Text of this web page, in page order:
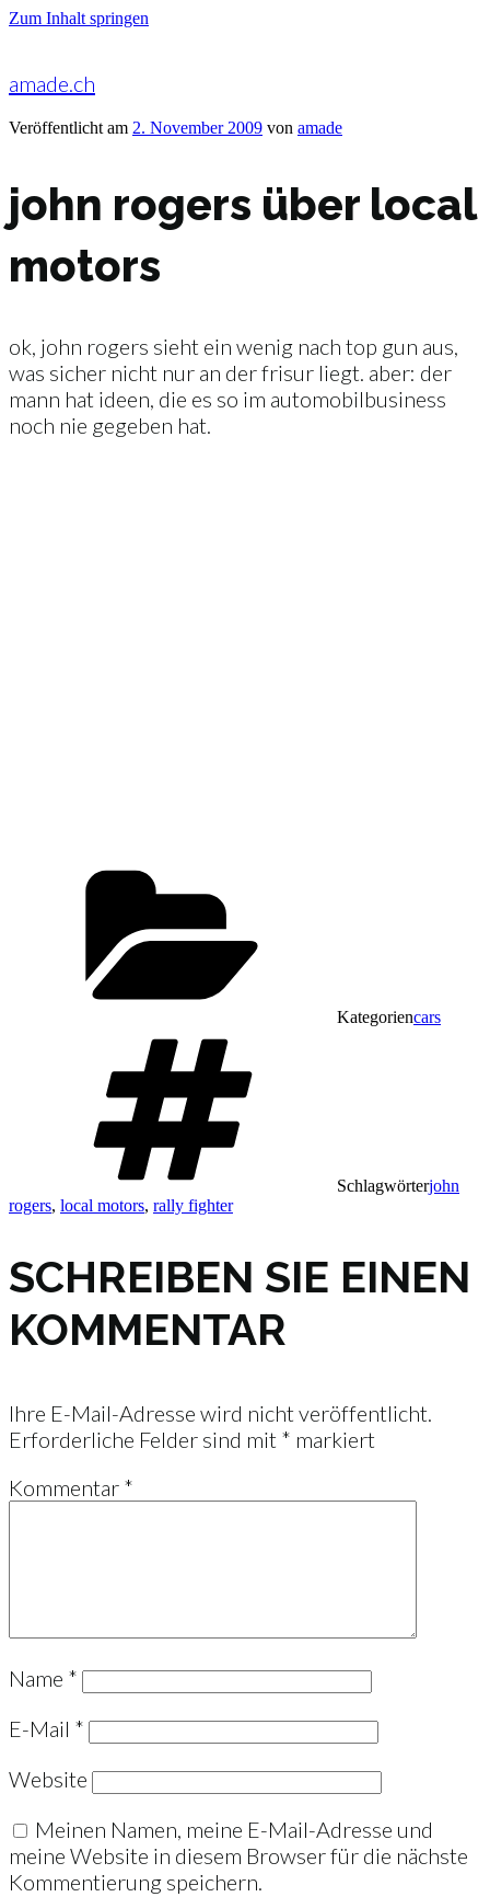
Zum Inhalt springen
amade.ch
Veröffentlicht am 2. November 2009 von amade
john rogers über local
motors
ok, john rogers sieht ein wenig nach top gun aus,
was sicher nicht nur an der frisur liegt. aber: der
mann hat ideen, die es so im automobilbusiness
noch nie gegeben hat.
Kategoriencars
Schlagwörterjohn
rogers, local motors, rally fighter
SCHREIBEN SIE EINEN
KOMMENTAR
Ihre E-Mail-Adresse wird nicht veröffentlicht.
Erforderliche Felder sind mit * markiert
Kommentar *
Name *
E-Mail *
Website
Meinen Namen, meine E-Mail-Adresse und
meine Website in diesem Browser für die nächste
Kommentierung speichern.